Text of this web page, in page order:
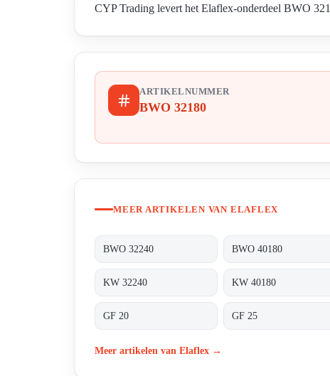
CYP Trading levert het Elaflex-onderdeel BWO
ARTIKELNUMMER
BWO 32180
MEER ARTIKELEN VAN ELAFLEX
BWO 32240 BWO 40180
KW 32240 KW 40180
GF 20 GF 25
Meer artikelen van Elaflex →